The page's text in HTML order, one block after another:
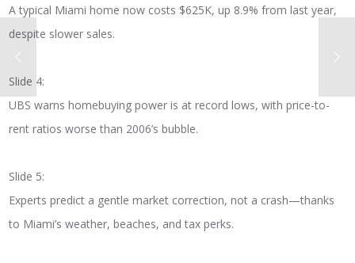
A typical Miami home now costs $625K, up 8.9% from last year,
despite slower sales.
Slide 4:
UBS warns homebuying power is at record lows, with price-to-
rent ratios worse than 2006’s bubble.
Slide 5:
Experts predict a gentle market correction, not a crash—thanks
to Miami’s weather, beaches, and tax perks.